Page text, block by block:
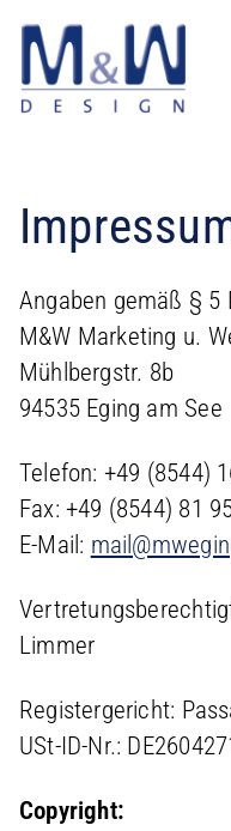
Zum
Inhalt
springen
Angaben gemäß § 5
M&W Marketing u.
Mühlbergstr. 8b
94535 Eging am See
Telefon: +49 (8544)
Fax: +49 (8544) 81
E-Mail:
Limmer
Registergericht:
USt-ID-Nr.:
Copyright: